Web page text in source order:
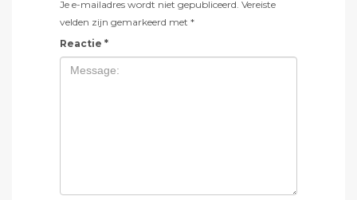
Je e-mailadres wordt niet gepubliceerd. Vereiste
velden zijn gemarkeerd met *
Reactie *